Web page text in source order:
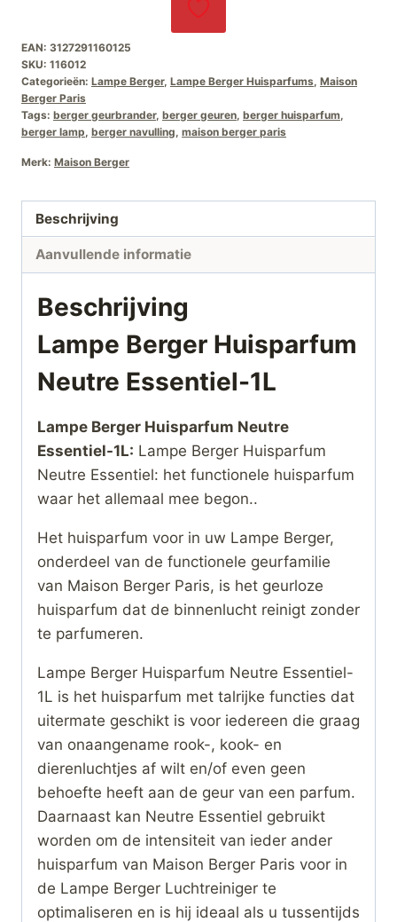
1L
aantal
EAN: 3127291160125
SKU: 116012
Categorieën: Lampe Berger, Lampe Berger Huisparfums, Maison
Berger Paris
Tags: berger geurbrander, berger geuren, berger huisparfum,
berger lamp, berger navulling, maison berger paris
Merk: Maison Berger
Beschrijving
Aanvullende informatie
Beschrijving
Lampe Berger Huisparfum
Neutre Essentiel-1L
Lampe Berger Huisparfum Neutre
Essentiel-1L: Lampe Berger Huisparfum
Neutre Essentiel: het functionele huisparfum
waar het allemaal mee begon..
Het huisparfum voor in uw Lampe Berger,
onderdeel van de functionele geurfamilie
van Maison Berger Paris, is het geurloze
huisparfum dat de binnenlucht reinigt zonder
te parfumeren.
Lampe Berger Huisparfum Neutre Essentiel-
1L is het huisparfum met talrijke functies dat
uitermate geschikt is voor iedereen die graag
van onaangename rook-, kook- en
dierenluchtjes af wilt en/of even geen
behoefte heeft aan de geur van een parfum.
Daarnaast kan Neutre Essentiel gebruikt
worden om de intensiteit van ieder ander
huisparfum van Maison Berger Paris voor in
de Lampe Berger Luchtreiniger te
optimaliseren en is hij ideaal als u tussentijds